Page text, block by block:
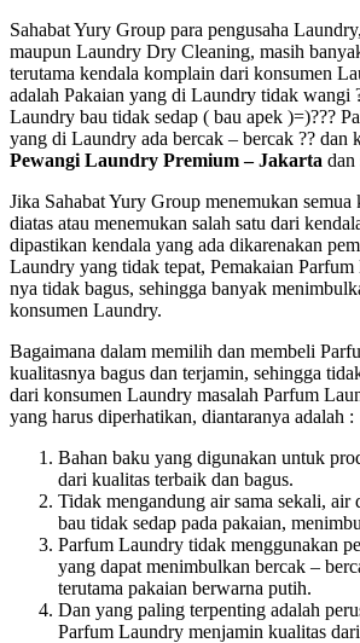
Sahabat Yury Group para pengusaha
maupun Laundry Dry Cleaning, masih
terutama kendala komplain dari konsumen
adalah Pakaian yang di Laundry tidak wangi
Laundry bau tidak sedap ( bau apek )=)???
yang di Laundry ada bercak – bercak ?? dan
Pewangi Laundry Premium – Jakarta dan
Jika Sahabat Yury Group menemukan semua
diatas atau menemukan salah satu dari
dipastikan kendala yang ada dikarenakan
Laundry yang tidak tepat, Pemakaian
nya tidak bagus, sehingga banyak
konsumen Laundry.
Bagaimana dalam memilih dan membeli
kualitasnya bagus dan terjamin, sehingga
dari konsumen Laundry masalah Parfum
yang harus diperhatikan, diantaranya adalah :
Bahan baku yang digunakan untuk
dari kualitas terbaik dan bagus.
Tidak mengandung air sama sekali, air
bau tidak sedap pada pakaian,
Parfum Laundry tidak menggunakan
yang dapat menimbulkan bercak –
terutama pakaian berwarna putih.
Dan yang paling terpenting adalah
Parfum Laundry menjamin kualitas